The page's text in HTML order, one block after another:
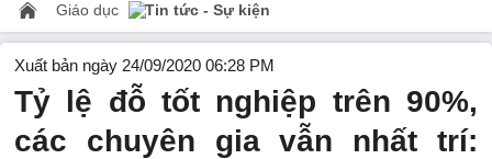
Giáo dục Tin tức - Sự kiện
Xuất bản ngày 24/09/2020 06:28 PM
Tỷ lệ đỗ tốt nghiệp trên 90%,
các chuyên gia vẫn nhất trí: